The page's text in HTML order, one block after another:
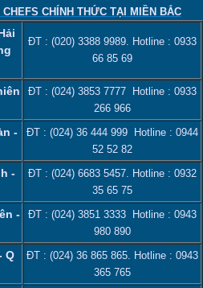
CHÍNH THỨC TẠI MIỀN BẮC
ĐT : (020) 3388 9989 . Hotline : 0933
66 85 69
ĐT : (024) 3853 7777 Hotline : 0933
266 966
-
ĐT : (024) 36 444 999 Hotline : 0944
52 52 82
-
ĐT : (024) 6683 5457 . Hotline : 0932
35 65 75
-
ĐT : (024) 3851 3333 Hotline : 0943
980 890
Q
ĐT : (024) 36 865 865 . Hotline : 0943
365 765